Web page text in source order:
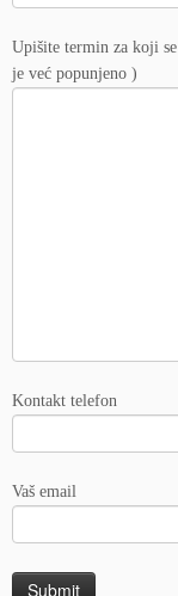
Upišite termin za koji
je već popunjeno )
Kontakt telefon
Vaš email